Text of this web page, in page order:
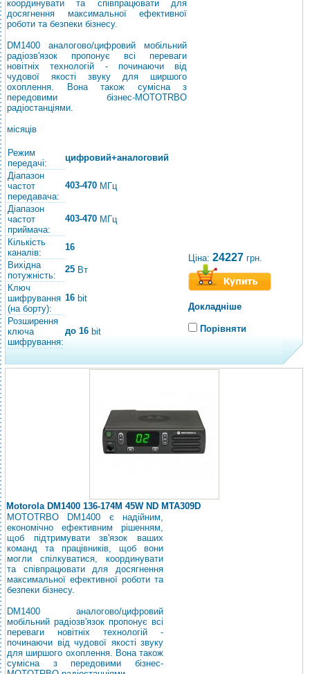
координувати та співпрацювати для
досягнення максимальної ефективної
роботи та безпеки бізнесу.
DM1400 аналогово/цифровий мобільний
радіозв'язок пропонує всі переваги
новітніх технологій - починаючи від
чудової якості звуку для ширшого
охоплення. Вона також сумісна з
передовими бізнес-MOTOTRBO
радіостанціями.
місяців
Режим
передачі:
цифровий+аналоговий
Діапазон
частот
передавача:
403-470 МГц
Діапазон
частот
приймача:
403-470 МГц
Кількість
каналів:
16
Вихідна
потужність:
25 Вт
Ключ
шифрування
(на борту):
16 bit
Розширення
ключа
шифрування:
до 16 bit
Ціна: 24227 грн.
Докладніше
Порівняти
Motorola DM1400 136-174M 45W ND MTA309D
MOTOTRBO DM1400 є надійним,
економічно ефективним рішенням,
щоб підтримувати зв'язок ваших
команд та працівників, щоб вони
могли спілкуватися, координувати
та співпрацювати для досягнення
максимальної ефективної роботи та
безпеки бізнесу.
DM1400 аналогово/цифровий
мобільний радіозв'язок пропонує всі
переваги новітніх технологій -
починаючи від чудової якості звуку
для ширшого охоплення. Вона також
сумісна з передовими бізнес-